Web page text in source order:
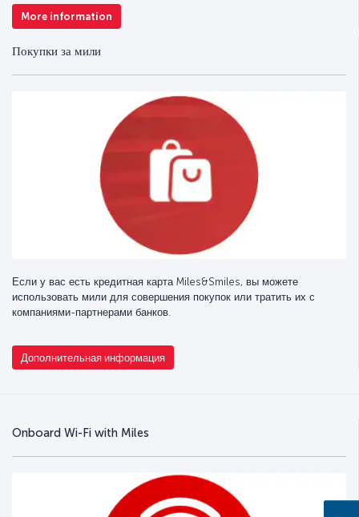
More information
Покупки за мили
Если у вас есть кредитная карта Miles&Smiles, вы можете
использовать мили для совершения покупок или тратить их с
компаниями-партнерами банков.
Дополнительная информация
Onboard Wi-Fi with Miles